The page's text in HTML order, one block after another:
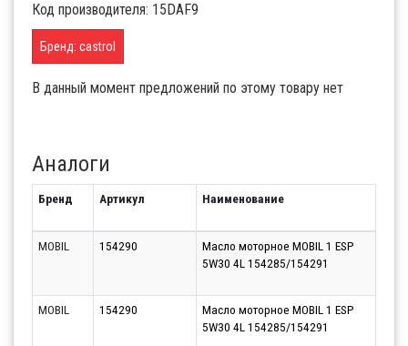
Код производителя: 15DAF9
Бренд: castrol
В данный момент предложений по этому товару нет
Аналоги
Бренд Артикул Наименование
MOBIL 154290
Масло моторное MOBIL 1 ESP
5W30 4L 154285/154291
MOBIL
154290
Масло моторное MOBIL 1 ESP
5W30 4L 154285/154291